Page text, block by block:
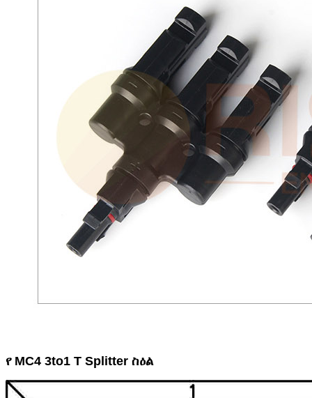
የ MC4 3to1 T Splitter ስዕል